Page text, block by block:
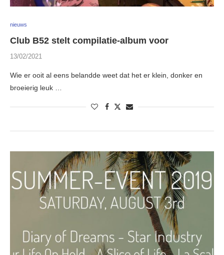
nieuws
Club B52 stelt compilatie-album voor
13/02/2021
Wie er ooit al eens belandde weet dat het er klein, donker en
broeierig leuk …